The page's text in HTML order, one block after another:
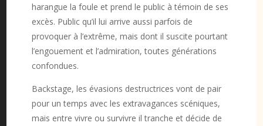
harangue la foule et prend le public à témoin de ses
excès. Public qu’il lui arrive aussi parfois de
provoquer à l’extrême, mais dont il suscite pourtant
l’engouement et l’admiration, toutes générations
confondues.
Backstage, les évasions destructrices vont de pair
pour un temps avec les extravagances scéniques,
mais entre vivre ou survivre il tranche et décide de